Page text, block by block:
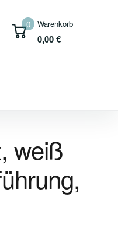
0 Warenkorb
0,00€
weiß